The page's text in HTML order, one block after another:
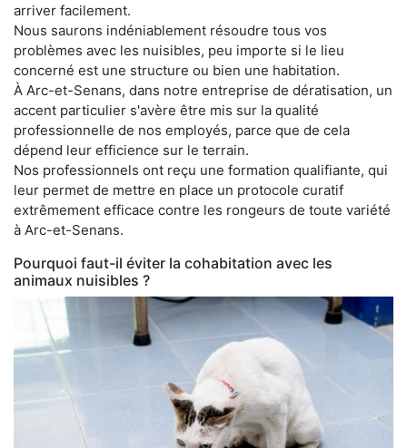
arriver facilement.
Nous saurons indéniablement résoudre tous vos
problèmes avec les nuisibles, peu importe si le lieu
concerné est une structure ou bien une habitation.
À Arc-et-Senans, dans notre entreprise de dératisation, un
accent particulier s'avère être mis sur la qualité
professionnelle de nos employés, parce que de cela
dépend leur efficience sur le terrain.
Nos professionnels ont reçu une formation qualifiante, qui
leur permet de mettre en place un protocole curatif
extrêmement efficace contre les rongeurs de toute variété
à Arc-et-Senans.
Pourquoi faut-il éviter la cohabitation avec les
animaux nuisibles ?